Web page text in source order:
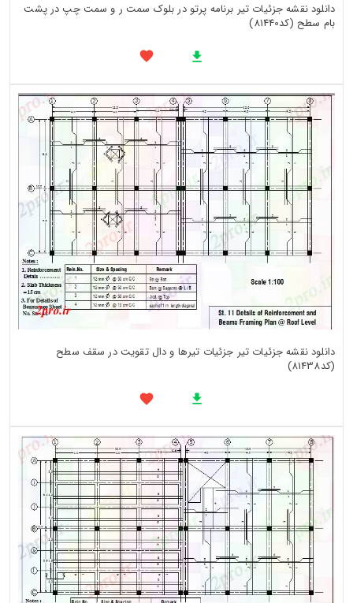
دانلود نقشه جزئیات تیر برنامه پرتو در بلوک سمت ر و سمت چپ در پشت
بام سطح (کد81440)
دانلود نقشه جزئیات تیر جزئیات تیرها و دال تقویت در سقف سطح
(کد81438)